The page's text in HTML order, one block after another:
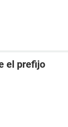
el prefijo